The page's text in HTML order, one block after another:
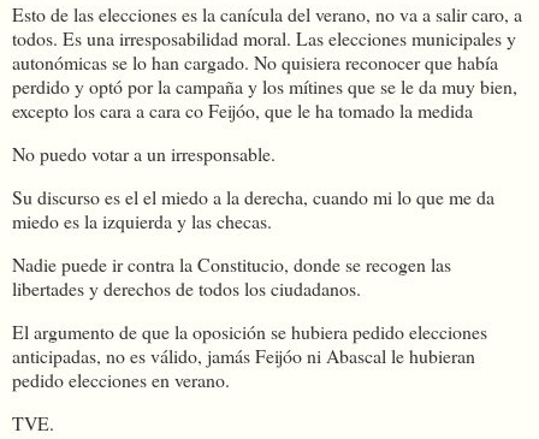
Esto de las elecciones es la canícula del verano, no va a salir caro, a
todos. Es una irresposabilidad moral. Las elecciones municipales y
autonómicas se lo han cargado. No quisiera reconocer que había
perdido y optó por la campaña y los mítines que se le da muy bien,
excepto los cara a cara co Feijóo, que le ha tomado la medida
No puedo votar a un irresponsable.
Su discurso es el el miedo a la derecha, cuando mi lo que me da
miedo es la izquierda y las checas.
Nadie puede ir contra la Constitucio, donde se recogen las
libertades y derechos de todos los ciudadanos.
El argumento de que la oposición se hubiera pedido elecciones
anticipadas, no es válido, jamás Feijóo ni Abascal le hubieran
pedido elecciones en verano.
TVE.